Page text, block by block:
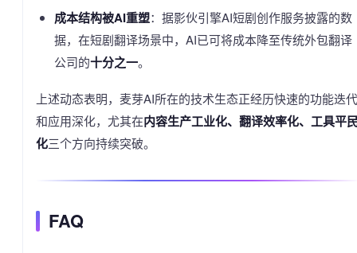
成本结构被AI重塑：据影伙引擎AI短剧创作服务披露的数
据，在短剧翻译场景中，AI已可将成本降至传统外包翻译
公司的十分之一。
上述动态表明，麦芽AI所在的技术生态正经历快速的功能迭代
和应用深化，尤其在内容生产工业化、翻译效率化、工具平
化三个方向持续突破。
FAQ